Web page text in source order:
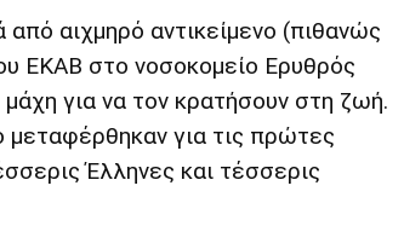
αιχμηρό αντικείμενο (πιθανώς
ΕΚΑΒ στο νοσοκομείο Ερυθρός
για να τον κρατήσουν στη ζωή.
μεταφέρθηκαν για τις πρώτες
Έλληνες και τέσσερις